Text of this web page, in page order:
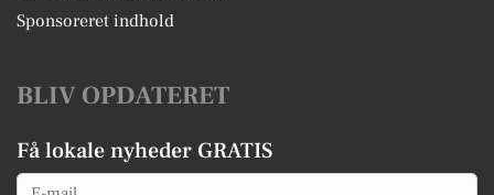
Sponsoreret indhold
BLIV OPDATERET
Få lokale nyheder GRATIS
Email